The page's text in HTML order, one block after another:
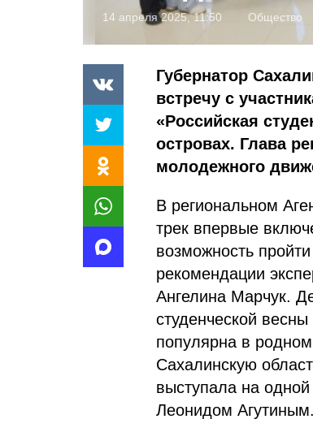
14 апреля 2025, 11:50 Общество
Губернатор
встречу с
«Российская
островах. Глава
молодежного
В региональном
трек впервые
возможность
рекомендации
Ангелина Марчук.
студенческой
популярна в
Сахалинскую
выступала на
Леонидом Агутиным.